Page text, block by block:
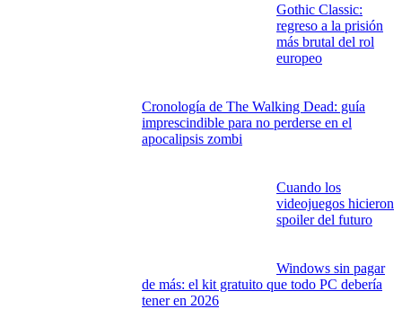
Gothic Classic:
regreso a la prisión
más brutal del rol
europeo
Cronología de The Walking Dead: guía
imprescindible para no perderse en el
apocalipsis zombi
Cuando los
videojuegos hicieron
spoiler del futuro
Windows sin pagar
de más: el kit gratuito que todo PC debería
tener en 2026